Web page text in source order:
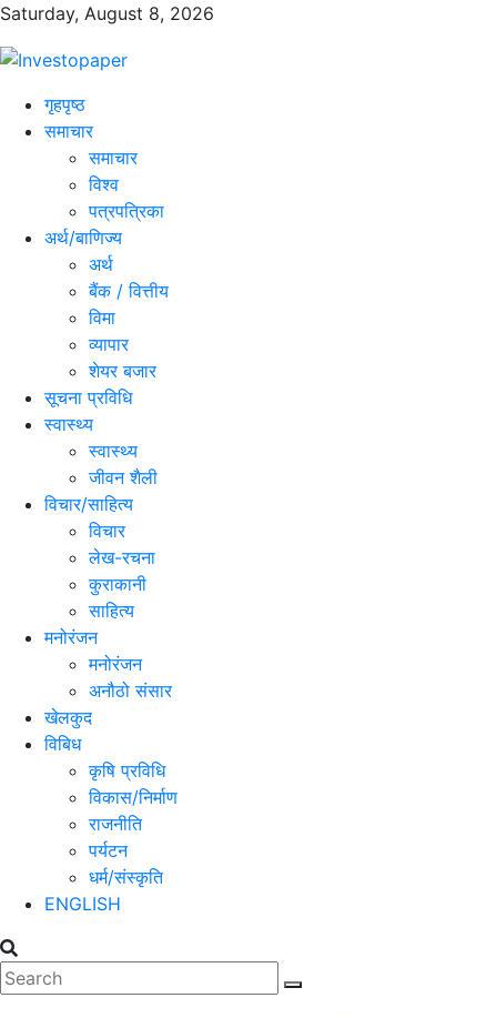
Saturday, August 8, 2026
गृहपृष्ठ
समाचार
समाचार
विश्व
पत्रपत्रिका
अर्थ/बाणिज्य
अर्थ
बैंक / वित्तीय
विमा
व्यापार
शेयर बजार
सूचना प्रविधि
स्वास्थ्य
स्वास्थ्य
जीवन शैली
विचार/साहित्य
विचार
लेख-रचना
कुराकानी
साहित्य
मनोरंजन
मनोरंजन
अनौठो संसार
खेलकुद
विबिध
कृषि प्रविधि
विकास/निर्माण
राजनीति
पर्यटन
धर्म/संस्कृति
ENGLISH